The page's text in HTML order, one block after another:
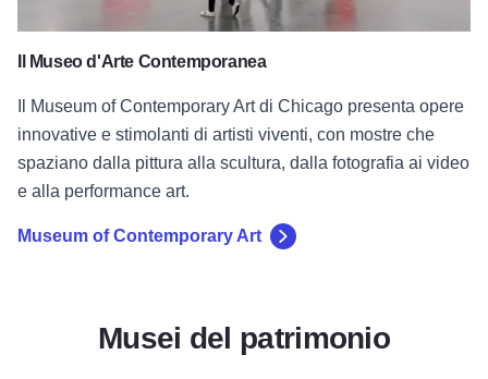
Il Museo d'Arte Contemporanea
Il Museum of Contemporary Art di Chicago presenta opere
innovative e stimolanti di artisti viventi, con mostre che
spaziano dalla pittura alla scultura, dalla fotografia ai video
e alla performance art.
Museum of Contemporary Art
Musei del patrimonio